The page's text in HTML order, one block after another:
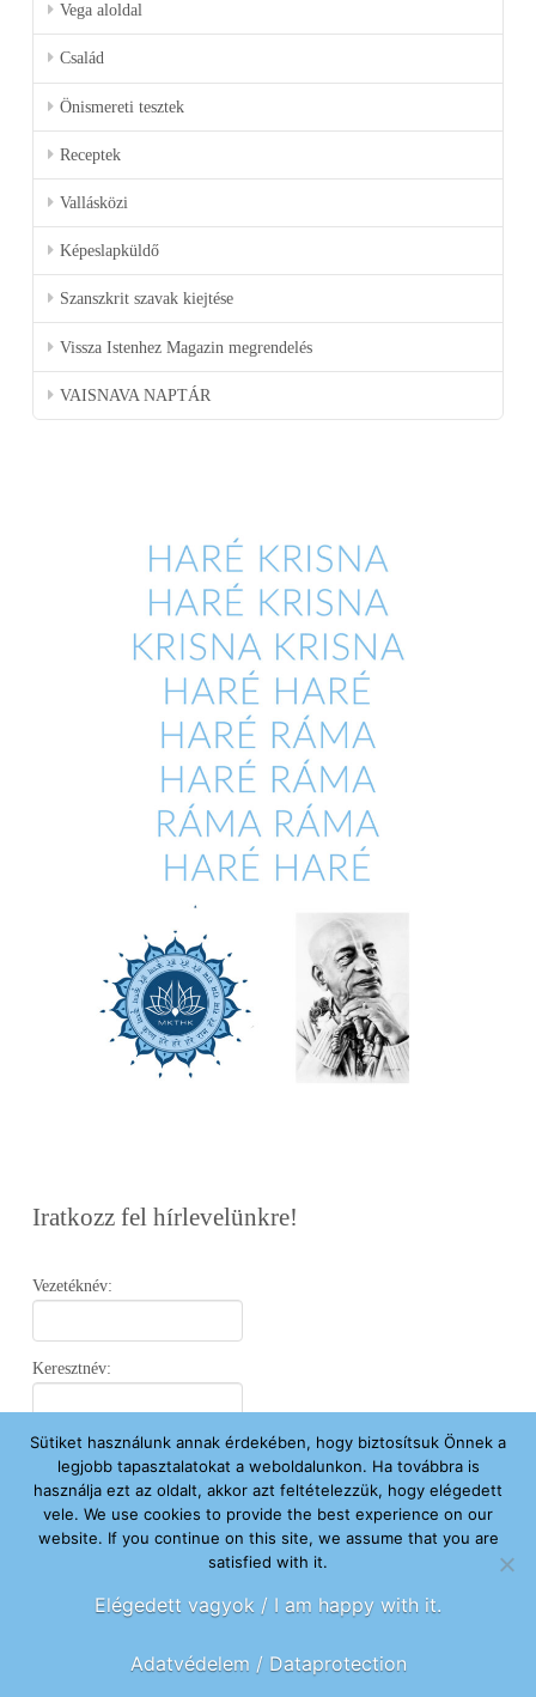
Vega aloldal
Család
Önismereti tesztek
Receptek
Vallásközi
Képeslapküldő
Szanszkrit szavak kiejtése
Vissza Istenhez Magazin megrendelés
VAISNAVA NAPTÁR
Iratkozz fel hírlevelünkre!
Vezetéknév:
Keresztnév:
Email:
Elfogadom az Adatvédelmi Nyilatkozatot.
Sütiket használunk annak érdekében, hogy biztosítsuk Önnek a
legjobb tapasztalatokat a weboldalunkon. Ha továbbra is
használja ezt az oldalt, akkor azt feltételezzük, hogy elégedett
vele. We use cookies to provide the best experience on our
website. If you continue on this site, we assume that you are
satisfied with it.
Elégedett vagyok / I am happy with it.
Adatvédelem / Dataprotection